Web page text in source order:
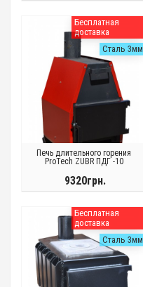
Бесплатная
доставка
Сталь 3мм
Печь длительного горения
ProTech ZUBR ПДГ -10
9320грн.
Бесплатная
доставка
Сталь 3мм